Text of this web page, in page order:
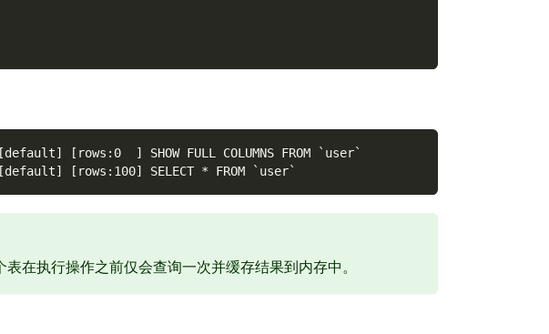
[rows:0  ] SHOW FULL COLUMNS FROM `user`
[rows:100] SELECT * FROM `user`
在执行操作之前仅会查询一次并缓存结果到内存中。